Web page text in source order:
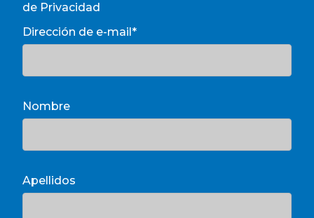
de Privacidad
Dirección de e-mail*
Nombre
Apellidos